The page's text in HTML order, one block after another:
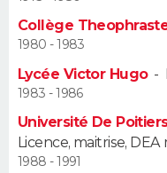
Alimentation
Guide de la santé
Maladies
Médicaments
Sommeil
VOYAGE
Destinations
City break
Voyage nature
Voyage de noces
Forum
Climat
+
PHOTO
GUIDES D'ACHAT
BONS PLANS
Collège
1980 - 1983
Lycée Victor Hugo-
1983 - 1986
Université De
Licence, maitrise,
1988 - 1991